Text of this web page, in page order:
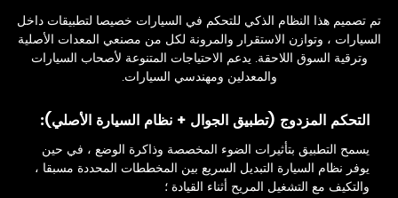
تم تصميم هذا النظام الذكي للتحكم في السيارات خصيصا لتطبيقات داخل
السيارات ، وتوازن الاستقرار والمرونة لكل من مصنعي المعدات الأصلية
وترقية السوق اللاحقة. يدعم الاحتياجات المتنوعة لأصحاب السيارات
والمعدلين ومهندسي السيارات.
التحكم المزدوج (تطبيق الجوال + نظام السيارة الأصلي):
يسمح التطبيق بتأثيرات الضوء المخصصة وذاكرة الوضع ، في حين
يوفر نظام السيارة التبديل السريع بين المخططات المحددة مسبقا ،
والتكيف مع التشغيل المريح أثناء القيادة ؛